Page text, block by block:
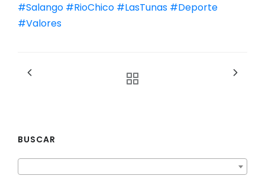
#Salango #RioChico #LasTunas #Deporte
#Valores
BUSCAR